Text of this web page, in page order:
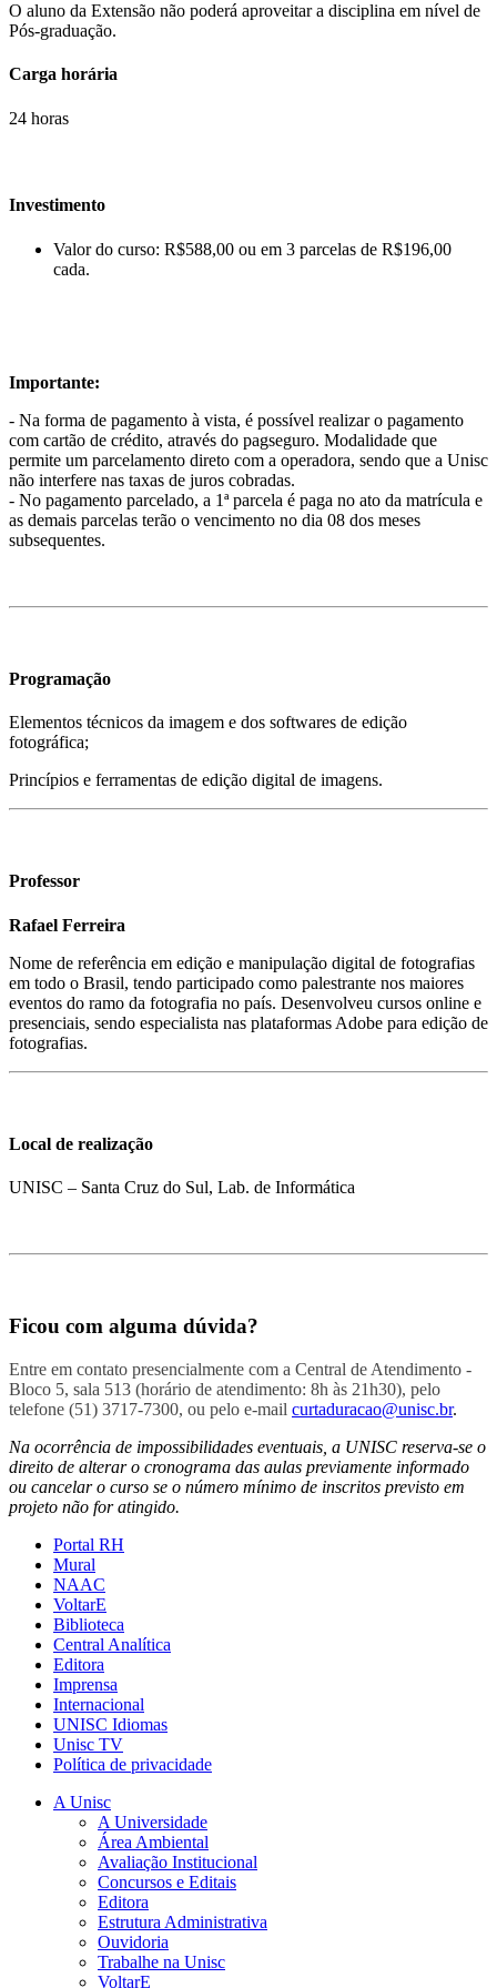
O aluno da Extensão não poderá aproveitar a disciplina em nível de
Pós-graduação.
Carga horária
24 horas
Investimento
Valor do curso: R$588,00 ou em 3 parcelas de R$196,00
cada.
Importante:
- Na forma de pagamento à vista, é possível realizar o pagamento
com cartão de crédito, através do pagseguro. Modalidade que
permite um parcelamento direto com a operadora, sendo que a Unisc
não interfere nas taxas de juros cobradas.
- No pagamento parcelado, a 1ª parcela é paga no ato da matrícula e
as demais parcelas terão o vencimento no dia 08 dos meses
subsequentes.
Programação
Elementos técnicos da imagem e dos softwares de edição
fotográfica;
Princípios e ferramentas de edição digital de imagens.
Professor
Rafael Ferreira
Nome de referência em edição e manipulação digital de fotografias
em todo o Brasil, tendo participado como palestrante nos maiores
eventos do ramo da fotografia no país. Desenvolveu cursos online e
presenciais, sendo especialista nas plataformas Adobe para edição de
fotografias.
Local de realização
UNISC – Santa Cruz do Sul, Lab. de Informática
Ficou com alguma dúvida?
Entre em contato presencialmente com a Central de Atendimento -
Bloco 5, sala 513 (horário de atendimento: 8h às 21h30), pelo
telefone (51) 3717-7300, ou pelo e-mail curtaduracao@unisc.br.
Na ocorrência de impossibilidades eventuais, a UNISC reserva-se o
direito de alterar o cronograma das aulas previamente informado
ou cancelar o curso se o número mínimo de inscritos previsto em
projeto não for atingido.
Portal RH
Mural
NAAC
VoltarE
Biblioteca
Central Analítica
Editora
Imprensa
Internacional
UNISC Idiomas
Unisc TV
Política de privacidade
A Unisc
A Universidade
Área Ambiental
Avaliação Institucional
Concursos e Editais
Editora
Estrutura Administrativa
Ouvidoria
Trabalhe na Unisc
VoltarE